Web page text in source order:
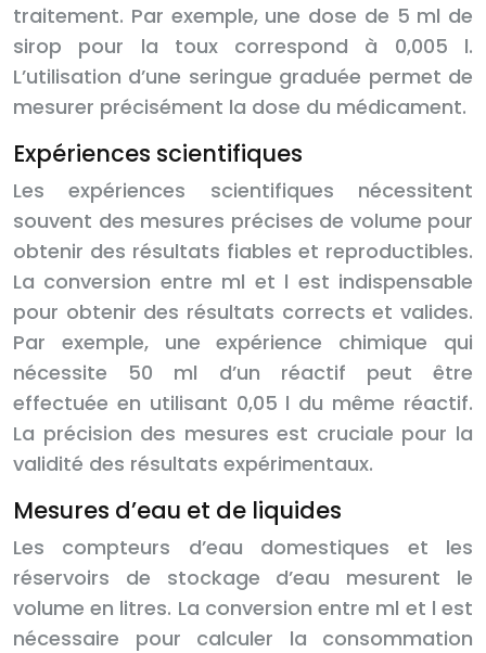
traitement. Par exemple, une dose de 5 ml de
sirop pour la toux correspond à 0,005 l.
L’utilisation d’une seringue graduée permet de
mesurer précisément la dose du médicament.
Expériences scientifiques
Les expériences scientifiques nécessitent
souvent des mesures précises de volume pour
obtenir des résultats fiables et reproductibles.
La conversion entre ml et l est indispensable
pour obtenir des résultats corrects et valides.
Par exemple, une expérience chimique qui
nécessite 50 ml d’un réactif peut être
effectuée en utilisant 0,05 l du même réactif.
La précision des mesures est cruciale pour la
validité des résultats expérimentaux.
Mesures d’eau et de liquides
Les compteurs d’eau domestiques et les
réservoirs de stockage d’eau mesurent le
volume en litres. La conversion entre ml et l est
nécessaire pour calculer la consommation